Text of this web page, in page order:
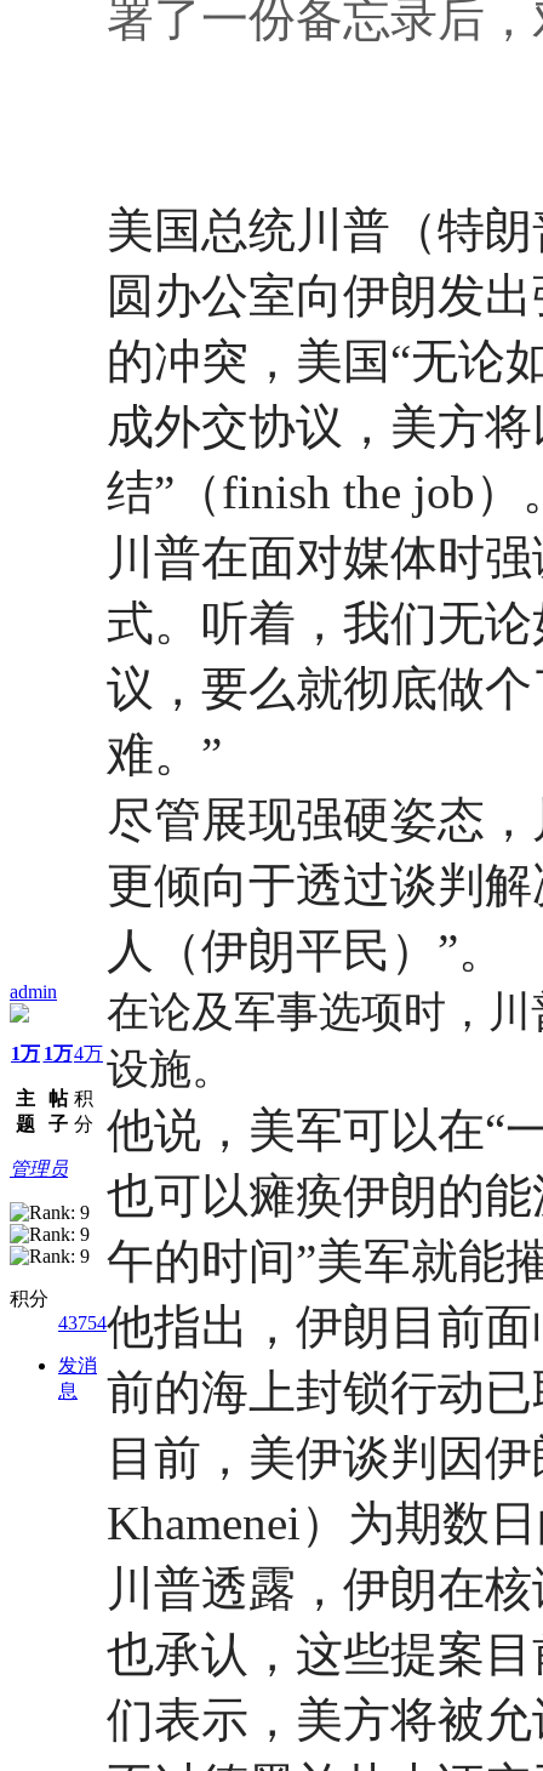
admin
1万
主
题
1万
帖
子
4万
积
分
管理员
积分
43754
发消
息
署了一份备忘录后
美国总统川普（特
圆办公室向伊朗发
的冲突，美国“无论
成外交协议，美方
结”（finish the job）
川普在面对媒体时
式。听着，我们无
议，要么就彻底做
难。”
尽管展现强硬姿态
更倾向于透过谈判
人（伊朗平民）”。
在论及军事选项时，
设施。
他说，美军可以在“
也可以瘫痪伊朗的
午的时间”美军就能
他指出，伊朗目前
前的海上封锁行动
目前，美伊谈判因
Khamenei）为期数
川普透露，伊朗在
也承认，这些提案
们表示，美方将被